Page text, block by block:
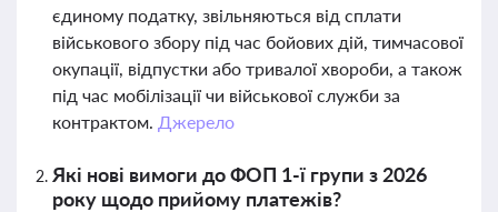
єдиному податку, звільняються від сплати
військового збору під час бойових дій, тимчасової
окупації, відпустки або тривалої хвороби, а також
під час мобілізації чи військової служби за
контрактом. Джерело
Які нові вимоги до ФОП 1-ї групи з 2026
року щодо прийому платежів?